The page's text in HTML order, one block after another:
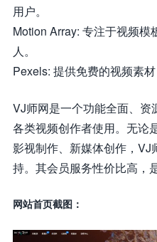
用户。
Motion Array: 专注于视频
人。
Pexels: 提供免费的视频素材
VJ师网是一个功能全面、资
各类视频创作者使用。无论
影视制作、新媒体创作，VJ
持。其会员服务性价比高，
网站首页截图：